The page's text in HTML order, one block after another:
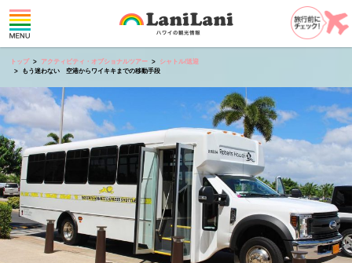
トップ アクティビティ・オプショナルツアー
シャトル/送迎
もう迷わない 空港からワイキキまでの移動手段